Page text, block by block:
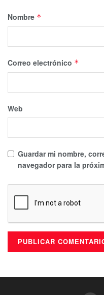
Nombre *
Correo electrónico *
Web
Guardar mi nombre,
navegador para la